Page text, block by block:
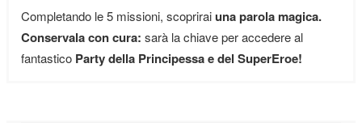
Completando le 5 missioni, scopriraiuna parola magica.
Conservala con cura: sarà la chiave per accedere al
fantastico Party della Principessa e del SuperEroe!